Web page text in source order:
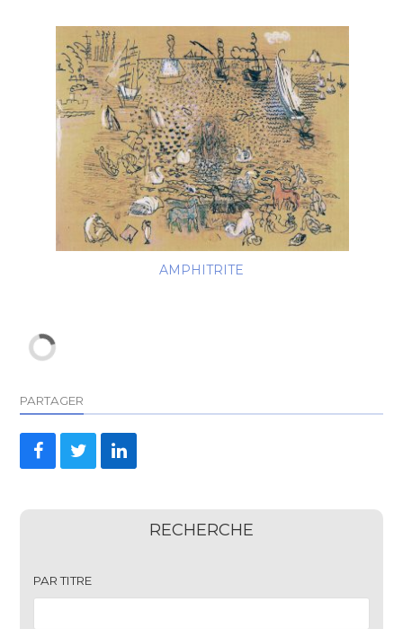
AMPHITRITE
PARTAGER
ShareShareShare
LinkedIn
RECHERCHE
PAR TITRE